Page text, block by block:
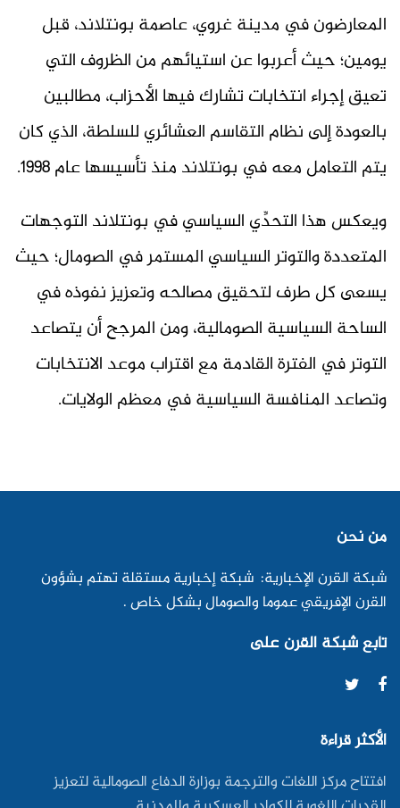
المعارضون في مدينة غروي، عاصمة بونتلاند، قبل
يومين؛ حيث أعربوا عن استيائهم من الظروف التي
تعيق إجراء انتخابات تشارك فيها الأحزاب، مطالبين
بالعودة إلى نظام التقاسم العشائري للسلطة، الذي كان
يتم التعامل معه في بونتلاند منذ تأسيسها عام 1998.
ويعكس هذا التحدِّي السياسي في بونتلاند التوجهات
المتعددة والتوتر السياسي المستمر في الصومال؛ حيث
يسعى كل طرف لتحقيق مصالحه وتعزيز نفوذه في
الساحة السياسية الصومالية، ومن المرجح أن يتصاعد
التوتر في الفترة القادمة مع اقتراب موعد الانتخابات
وتصاعد المنافسة السياسية في معظم الولايات.
من نحن
شبكة القرن الإخبارية: شبكة إخبارية مستقلة تهتم بشؤون
القرن الإفريقي عموما والصومال بشكل خاص .
تابع شبكة القرن على
الأكثر قراءة
افتتاح مركز اللغات والترجمة بوزارة الدفاع الصومالية لتعزيز